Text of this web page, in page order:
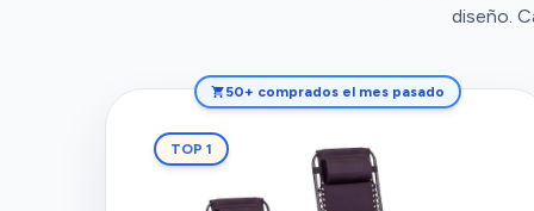
diseño.
50+ comprados el mes pasado
TOP 1